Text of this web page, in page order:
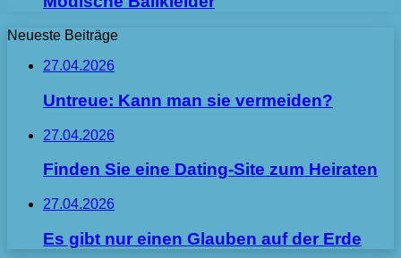
Neueste Beiträge
27.04.2026
Untreue: Kann man sie vermeiden?
27.04.2026
Finden Sie eine Dating-Site zum Heiraten
27.04.2026
Es gibt nur einen Glauben auf der Erde